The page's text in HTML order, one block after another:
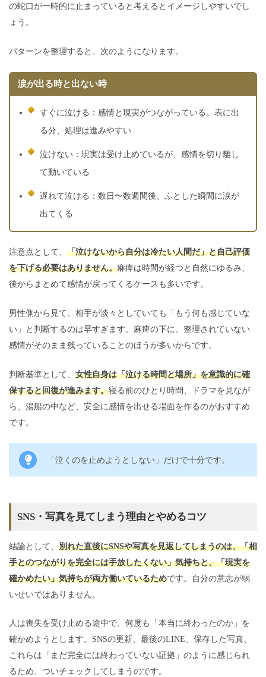
の蛇口が一時的に止まっていると考えるとイメージしやすいでし
ょう。
パターンを整理すると、次のようになります。
涙が出る時と出ない時
すぐに泣ける：感情と現実がつながっている。表に出
る分、処理は進みやすい
泣けない：現実は受け止めているが、感情を切り離し
て動いている
遅れて泣ける：数日〜数週間後、ふとした瞬間に涙が
出てくる
注意点として、 「泣けないから自分は冷たい人間だ」と自己評価
を下げる必要はありません。麻痺は時間が経つと自然にゆるみ、
後からまとめて感情が戻ってくるケースも多いです。
男性側から見て、相手が淡々としていても「もう何も感じていな
い」と判断するのは早すぎます。麻痺の下に、整理されていない
感情がそのまま残っていることのほうが多いからです。
判断基準として、 女性自身は「泣ける時間と場所」を意識的に確
保すると回復が進みます。寝る前のひとり時間、ドラマを見なが
ら、湯船の中など、安全に感情を出せる場面を作るのがおすすめ
です。
「泣くのを止めようとしない」だけで十分です。
SNS・写真を見てしまう理由とやめるコツ
結論として、 別れた直後にSNSや写真を見返してしまうのは、「相
手とのつながりを完全には手放したくない」気持ちと、「現実を
確かめたい」気持ちが両方働いているためです。自分の意志が弱
いせいではありません。
人は喪失を受け止める途中で、何度も「本当に終わったのか」を
確かめようとします。SNSの更新、最後のLINE、保存した写真、
これらは「まだ完全には終わっていない証拠」のように感じられ
るため、ついチェックしてしまうのです。